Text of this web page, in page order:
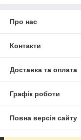
Про нас
Контакти
Доставка та оплата
Графік роботи
Повна версія сайту